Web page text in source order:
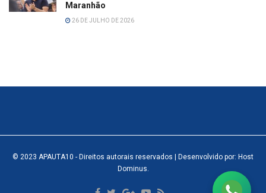
Maranhão
26 DE JULHO DE 2026
© 2023 APAUTA10 - Direitos autorais reservados | Desenvolvido por: Host
Dominus.